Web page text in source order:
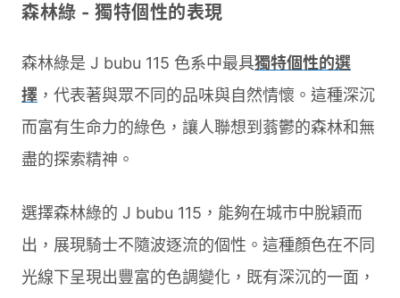
森林綠 - 獨特個性的表現
森林綠是 J bubu 115 色系中最具獨特個性的選
擇 ，代表著與眾不同的品味與自然情懷。這種深沉
而富有生命力的綠色，讓人聯想到蓊鬱的森林和無
盡的探索精神。
選擇森林綠的 J bubu 115，能夠在城市中脫穎而
出，展現騎士不隨波逐流的個性。這種顏色在不同
光線下呈現出豐富的色調變化，既有深沉的一面，